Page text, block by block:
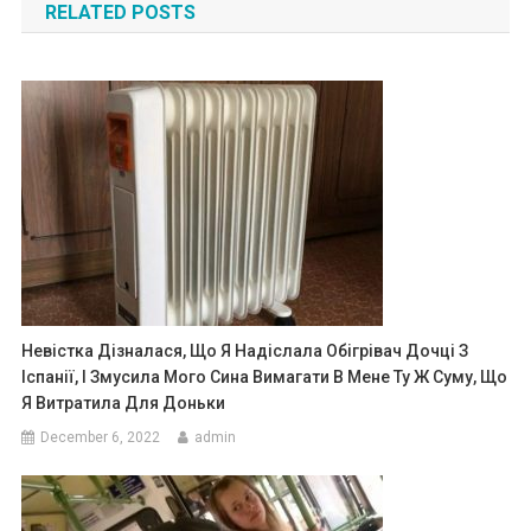
RELATED POSTS
Невістка Дізналася, Що Я Надіслала Обігрівач Дочці З
Іспанії, І Змусила Мого Сина Вимагати В Мене Ту Ж Суму, Що
Я Витратила Для Доньки
December 6, 2022 admin